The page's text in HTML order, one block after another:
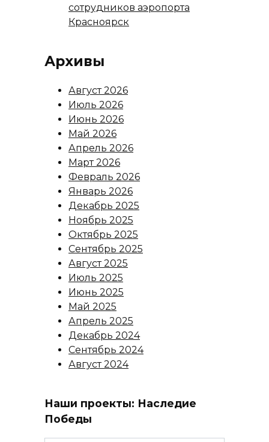
сотрудников аэропорта
Красноярск
Архивы
Август 2026
Июль 2026
Июнь 2026
Май 2026
Апрель 2026
Март 2026
Февраль 2026
Январь 2026
Декабрь 2025
Ноябрь 2025
Октябрь 2025
Сентябрь 2025
Август 2025
Июль 2025
Июнь 2025
Май 2025
Апрель 2025
Декабрь 2024
Сентябрь 2024
Август 2024
Наши проекты: Наследие
Победы